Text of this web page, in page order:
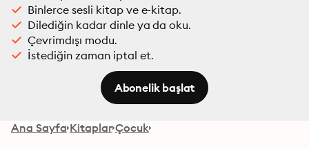
Binlerce sesli kitap ve e-kitap.
Dilediğin kadar dinle ya da oku.
Çevrimdışı modu.
İstediğin zaman iptal et.
Abonelik başlat
Ana Sayfa Kitaplar Çocuk